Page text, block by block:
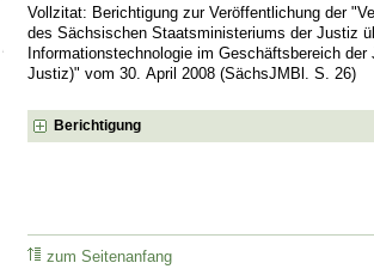
Vollzitat: Berichtigung zur Veröffentlichung der
des Sächsischen Staatsministeriums der Justiz
Informationstechnologie im Geschäftsbereich
Justiz)" vom 30. April 2008 (SächsJMBl. S. 26)
Berichtigung
zum Seitenanfang